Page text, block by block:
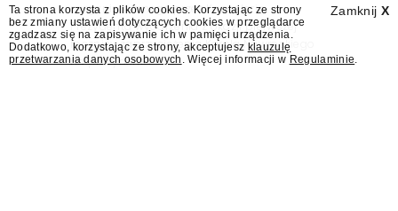
zorganizowanego przez Kancelarię
Prezydenta wydarzenia z okazji pierwszej
rocznicy zaprzysiężenia Karola Nawrockiego
na prezydenta.
Zamknij X
Ta strona korzysta z plików cookies. Korzystając ze strony
bez zmiany ustawień dotyczących cookies w przeglądarce
zgadzasz się na zapisywanie ich w pamięci urządzenia.
Dodatkowo, korzystając ze strony, akceptujesz klauzulę
przetwarzania danych osobowych . Więcej informacji w Regulaminie.